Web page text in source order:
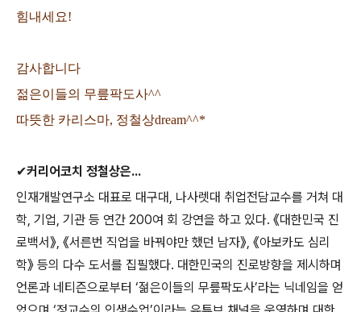
힘내세요!
감사합니다
젊은이들의 무릎팍도사^^
따뜻한 카리스마, 정철상dream^^*
✔커리어코치 정철상은...
인재개발연구소 대표로 대구대, 나사렛대 취업전담교수를 거쳐 대
학, 기업, 기관 등 연간 200여 회 강연을 하고 있다. 《대한민국 진
로백서》, 《서른번 직업을 바꿔야만 했던 남자》, 《아보카도 심리
학》 등의 다수 도서를 집필했다. 대한민국의 진로방향을 제시하며
언론과 네티즌으로부터 ‘젊은이들의 무릎팍도사’라는 닉네임을 얻